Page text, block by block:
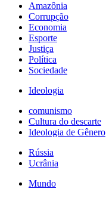
Amazônia
Corrupção
Economia
Esporte
Justiça
Política
Sociedade
Ideologia
comunismo
Cultura do descarte
Ideologia de Gênero
Rússia
Ucrânia
Mundo